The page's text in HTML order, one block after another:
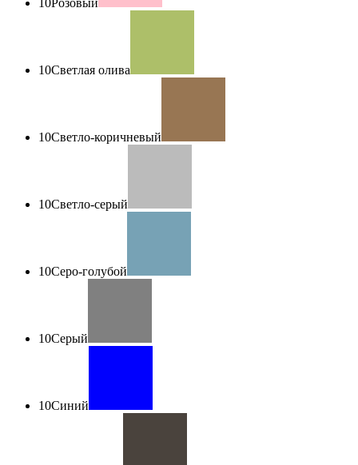
10Розовый
10Светлая олива
10Светло-коричневый
10Светло-серый
10Серо-голубой
10Серый
10Синий